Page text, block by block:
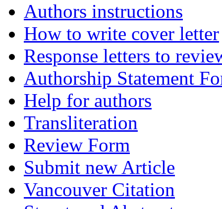
Authors instructions
How to write cover letter
Response letters to
Authorship Statement
Help for authors
Transliteration
Review Form
Submit new Article
Vancouver Citation